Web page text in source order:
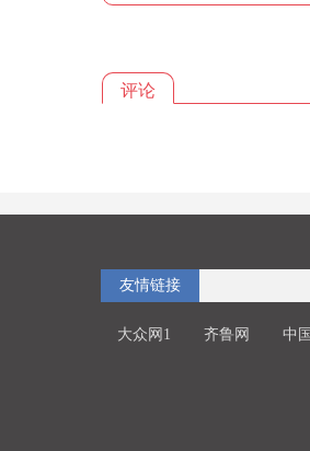
评论
友情链接
大众网1 齐鲁网 中